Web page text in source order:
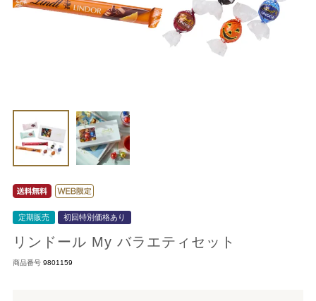
定期販売 初回特別価格あり
リンドール My バラエティセット
商品番号 9801159